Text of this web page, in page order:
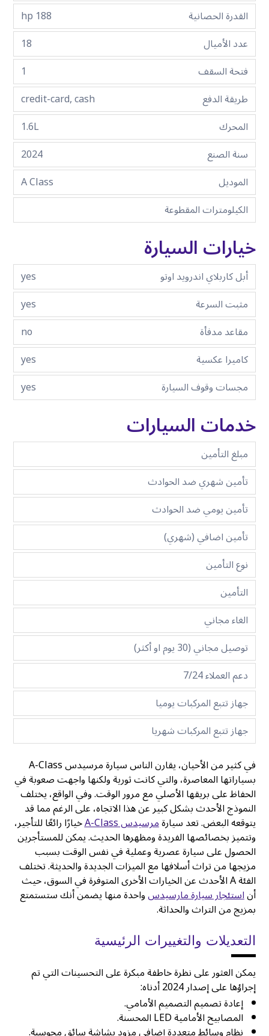
القدرة الحصانية
188 hp
عدد الأميال
18
فتحة السقف
1
طريقة الدفع
credit-card, cash
المحرك
1.6L
سنة الصنع
2024
الموديل
A Class
الكيلومترات المقطوعة
خيارات السيارة
أبل كاربلاي اندرويد اوتو
yes
مثبت السرعة
yes
مقاعد مدفأة
no
كاميرا عكسية
yes
مجسات وقوف السيارة
yes
خدمات السيارات
مبلغ التأمين
تأمين شهري ضد الحوادث
تأمين يومي ضد الحوادث
تأمين اضافي (شهري)
نوع التأمين
التأمين
الغاء مجاني
توصيل مجاني (30 يوم او أكثر)
دعم العملاء 7/24
جهاز تتبع المركبات يوميا
جهاز تتبع المركبات شهريا
في كثير من الأحيان، يقارن الناس سيارة مرسيدس A-Class
بسياراتها المعاصرة، والتي كانت ثورية ولكنها واجهت صعوبة في
الحفاظ على بريقها الأصلي مع مرور الوقت. وفي الواقع، يختلف
النموذج الأحدث بشكل كبير عن هذا الاتجاه، على الرغم مما قد
يتوقعه البعض. تعد سيارةمرسيدس A-Class خيارًا رائعًا للتأجير،
وتتميز بخصائصها الفريدة ومظهرها الحديث. يمكن للمستأجرين
الحصول على سيارة عصرية وعملية في نفس الوقت بسبب
مزيجها من تراث أسلافها مع الميزات الجديدة والحديثة. تختلف
الفئة A الأحدث عن الخيارات الأخرى المتوفرة في السوق، حيث
أناستئجار سيارة مارسيدسواحدة منها يضمن أنك ستستمتع
بمزيج من التراث والحداثة.
التعديلات والتغييرات الرئيسية
يمكن العثور على نظرة خاطفة مبكرة على التحسينات التي تم
إجراؤها على إصدار 2024 أدناه:
إعادة تصميم التصميم الأمامي.
المصابيح الأمامية LED المحسنة.